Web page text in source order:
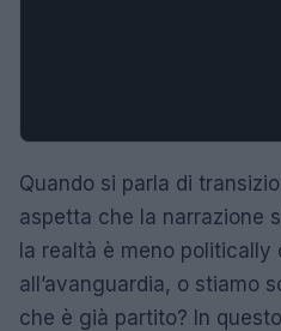
Quando si parla di
aspetta che la narrazione
la realtà è meno
all’avanguardia, o stiamo
che è già partito? In